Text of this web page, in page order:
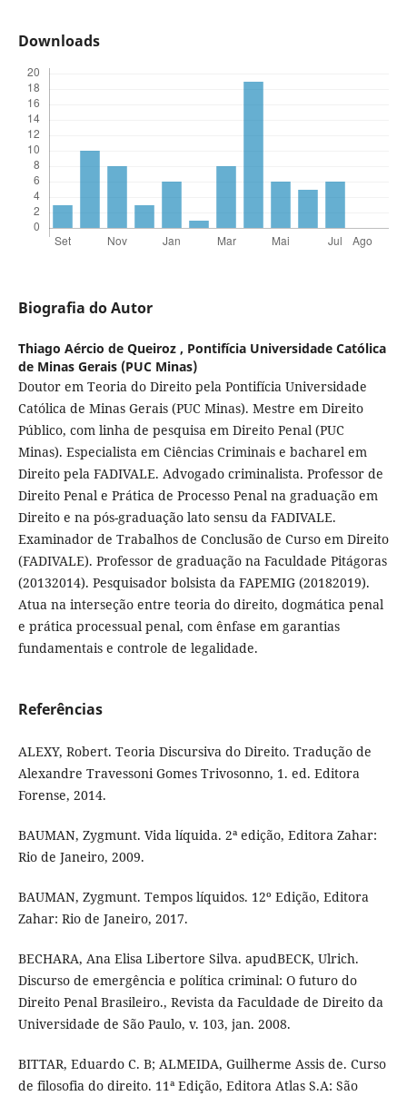
Downloads
Biografia do Autor
Thiago Aércio de Queiroz , Pontifícia Universidade Católica
de Minas Gerais (PUC Minas)
Doutor em Teoria do Direito pela Pontifícia Universidade
Católica de Minas Gerais (PUC Minas). Mestre em Direito
Público, com linha de pesquisa em Direito Penal (PUC
Minas). Especialista em Ciências Criminais e bacharel em
Direito pela FADIVALE. Advogado criminalista. Professor de
Direito Penal e Prática de Processo Penal na graduação em
Direito e na pós-graduação lato sensu da FADIVALE.
Examinador de Trabalhos de Conclusão de Curso em Direito
(FADIVALE). Professor de graduação na Faculdade Pitágoras
(20132014). Pesquisador bolsista da FAPEMIG (20182019).
Atua na interseção entre teoria do direito, dogmática penal
e prática processual penal, com ênfase em garantias
fundamentais e controle de legalidade.
Referências
ALEXY, Robert. Teoria Discursiva do Direito. Tradução de
Alexandre Travessoni Gomes Trivosonno, 1. ed. Editora
Forense, 2014.
BAUMAN, Zygmunt. Vida líquida. 2ª edição, Editora Zahar:
Rio de Janeiro, 2009.
BAUMAN, Zygmunt. Tempos líquidos. 12º Edição, Editora
Zahar: Rio de Janeiro, 2017.
BECHARA, Ana Elisa Libertore Silva. apudBECK, Ulrich.
Discurso de emergência e política criminal: O futuro do
Direito Penal Brasileiro., Revista da Faculdade de Direito da
Universidade de São Paulo, v. 103, jan. 2008.
BITTAR, Eduardo C. B; ALMEIDA, Guilherme Assis de. Curso
de filosofia do direito. 11ª Edição, Editora Atlas S.A: São